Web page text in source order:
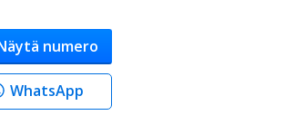
numero
WhatsApp